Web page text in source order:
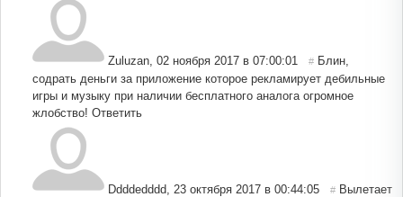
Zuluzаn 02 ноября 2017 в 07:00:01 # Блин,
содрать деньги за приложение которое рекламирует дебильные
игры и музыку при наличии бесплатного аналога огромное
жлобство! Ответить
Ddddedddd 23 октября 2017 в 00:44:05 # Вылетает